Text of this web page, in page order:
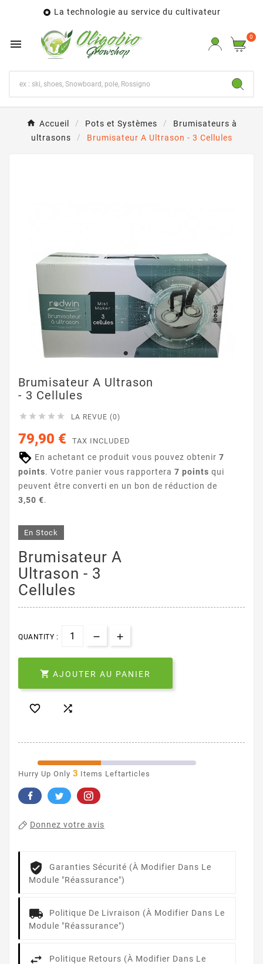
 La technologie au service du cultivateur

0
Accueil Pots et Systèmes
Brumisateurs à
ultrasons
Brumisateur A Ultrason - 3 Cellules
Brumisateur A Ultrason
- 3 Cellules
     LA REVUE (0)
79,90 € TAX INCLUDED
En achetant ce produit vous pouvez obtenir 7
points. Votre panier vous rapportera 7 points qui
peuvent être converti en un bon de réduction de
3,50 €.
En Stock
Brumisateur A
Ultrason - 3
Cellules
QUANTITY :
 AJOUTER AU PANIER
 
Hurry Up Only 3 Items Leftarticles
Donnez votre avis
Garanties Sécurité (à Modifier Dans Le
Module "Réassurance")
Politique De Livraison (à Modifier Dans Le
Module "Réassurance")
Politique Retours (à Modifier Dans Le